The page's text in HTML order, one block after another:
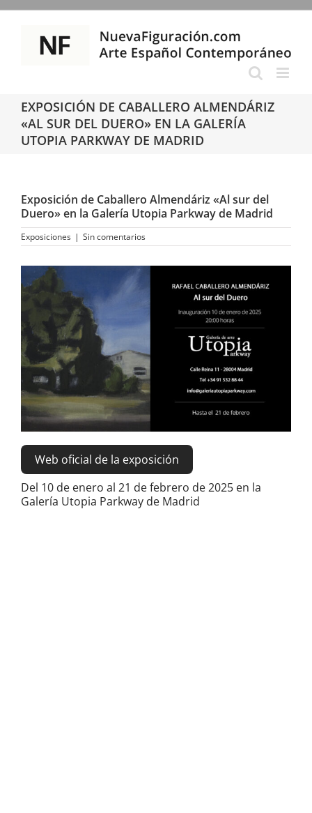
Saltar
contenido
EXPOSICIÓN DE CABALLERO ALMENDÁRIZ
«AL SUR DEL DUERO» EN LA GALERÍA
UTOPIA PARKWAY DE MADRID
Exposición de Caballero Almendáriz «Al sur del
Duero» en la Galería Utopia Parkway de Madrid
Exposiciones | Sin comentarios
imagen
más
grande
Web oficial de la exposición
Del 10 de enero al 21 de febrero de 2025 en la
Galería Utopia Parkway de Madrid